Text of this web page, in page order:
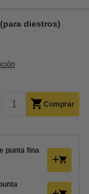
diestros)
Comprar
punta fina